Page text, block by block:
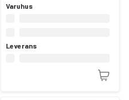
Varuhus
Leverans